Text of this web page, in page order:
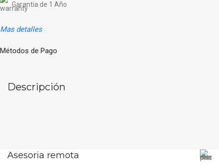
Garantia de 1 Año
Mas detalles
Métodos de Pago
Descripción
Asesoria remota